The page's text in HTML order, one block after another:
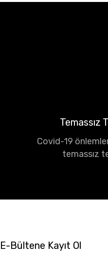
Temassız
Covid-19
temassız
E-Bültene Kayıt Ol